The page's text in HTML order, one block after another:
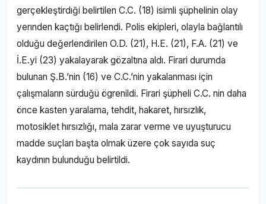
gerçekleştirdıği belirtilen C.C. (18) isimli şüphelinin olay
yerınden kaçtığı belirlendi. Polis ekipleri, olayla bağlantılı
olduğu değerlendirilen O.D. (21), H.E. (21), F.A. (21) ve
İ.E.yi (23) yakalayarak gözaltına aldı. Firari durumda
bulunan Ş.B.’nin (16) ve C.C.’nin yakalanması için
çalışmaların sürduğü ögrenildi. Firari şüpheli C.C. nin daha
önce kasten yaralama, tehdit, hakaret, hırsızlık,
motosiklet hırsızlığı, mala zarar verme ve uyuşturucu
madde suçları başta olmak üzere çok sayıda suç
kaydının bulunduğu belirtildi.